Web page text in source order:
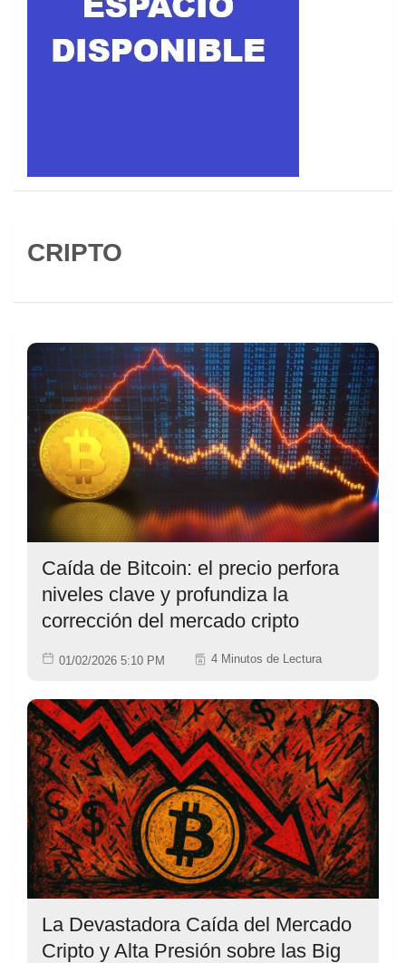
CRIPTO
Caída de Bitcoin: el precio perfora
niveles clave y profundiza la
corrección del mercado cripto
01/02/2026 5:10 PM 4 Minutos de Lectura
La Devastadora Caída del Mercado
Cripto y Alta Presión sobre las Big